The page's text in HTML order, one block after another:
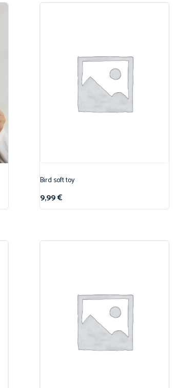
Bird soft toy
9,99€